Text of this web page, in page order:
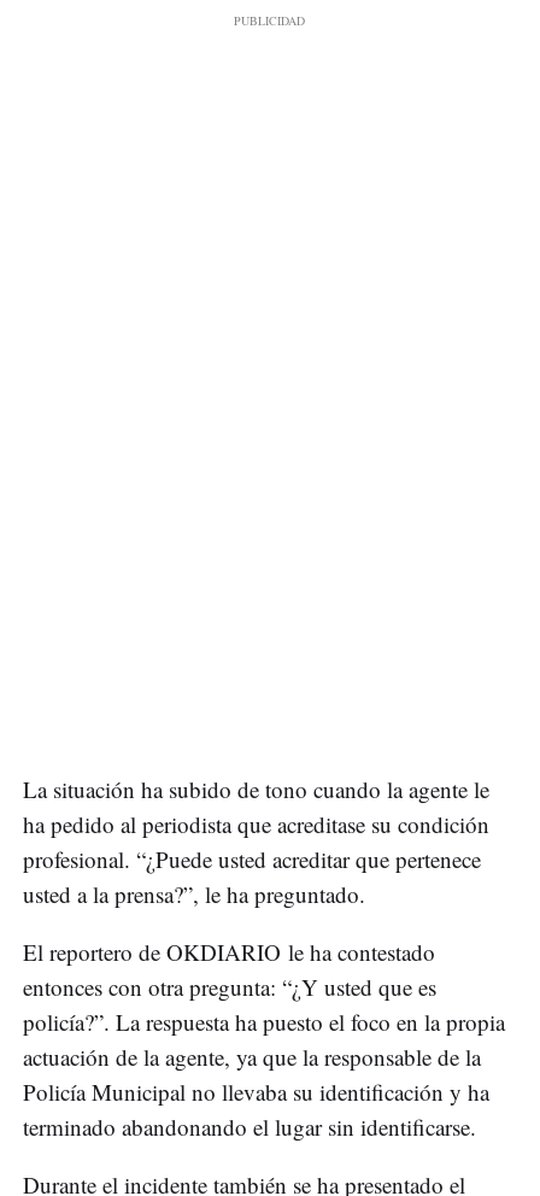
La situación ha subido de tono cuando la agente le
ha pedido al periodista que acreditase su condición
profesional. “¿Puede usted acreditar que pertenece
usted a la prensa?”, le ha preguntado.
El reportero de OKDIARIO le ha contestado
entonces con otra pregunta: “¿Y usted que es
policía?”. La respuesta ha puesto el foco en la propia
actuación de la agente, ya que la responsable de la
Policía Municipal no llevaba su identificación y ha
terminado abandonando el lugar sin identificarse.
Durante el incidente también se ha presentado el